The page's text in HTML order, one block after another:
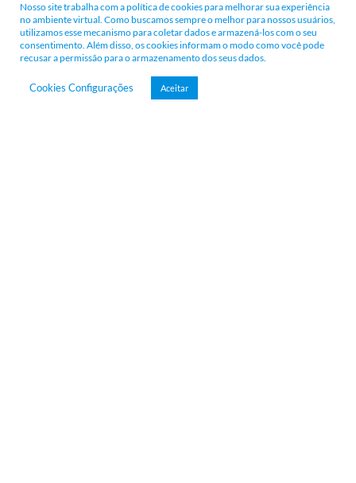
Agende sua consulta
Nosso site trabalha com a política de cookies para melhorar sua experiência
no ambiente virtual. Como buscamos sempre o melhor para nossos usuários,
utilizamos esse mecanismo para coletar dados e armazená-los com o seu
consentimento. Além disso, os cookies informam o modo como você pode
recusar a permissão para o armazenamento dos seus dados.
Cookies Configurações Aceitar